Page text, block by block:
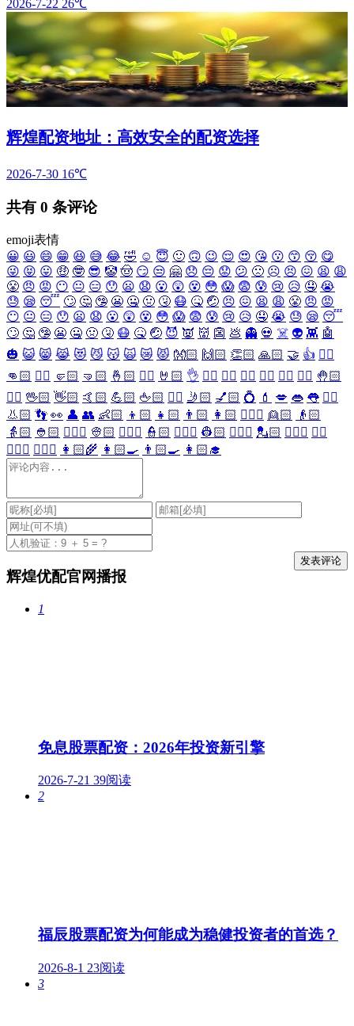
2026-7-22 26℃
辉煌配资地址：高效安全的配资选择
2026-7-30 16℃
共有 0 条评论
emoji表情
😀 😃 😄 😁 😆 😅 😂 🤣 ☺️ 😇 🙂 🙃 😉 😌 😍 😘 😗 😙 😚 😋
😜 😝 😛 🤑 🤓 😎 🤡 🤠 😏 😒 🤗 😞 😔 😟 😕 🙁 ☹️ 😣 😖 😫 😩
😤 😠 😡 😶 😐 😑 😯 😦 😧 😮 😲 😵 😳 😱 😨 😰 😢 😥 🤤 😭
😓 😪 😴 🙄 🤔 🤥 😬 🤐 🤢 🤧 😷 🤒 🤕 😣 😖 😫 😩 😤 😠 😡
😶 😐 😑 😯 😦 😧 😮 😲 😵 😳 😱 😨 😰 😢 😥 🤤 😭 😓 😪 😴
🙄 🤔 🤥 😬 🤐 🤢 🤧 😷 🤒 🤕 😈 👿 👹 👺 💩 👻 💀 ☠️ 👽 👾 🤖
🎃 😺 😸 😹 😻 😼 😽 🙀 😿 😾 👐🏻 🙌🏻 👏🏻 🙏🏻 🤝 👍 👎🏻
👊🏻 ✊🏻 🤛🏻 🤜🏻 🤞🏻 ✌🏻 🤘🏻 👌 👈🏻 👉🏻 👆🏻 👇🏻 ☝🏻 ✋🏻 🤚🏻
🖐🏻 🖖🏻 👋🏻 🤙🏻 💪🏻 🖕🏻 ✍🏻 🤳🏻 💅🏻 💍 💄 💋 👄 👅 👂🏻
👃🏻 👣 👀 👤 👥 👶🏻 👦🏻 👧🏻 👨🏻 👩🏻 👱🏻‍♀️ 👱🏻
👴🏻
👵🏻 👲🏻 👳🏻‍♀️ 👳🏻 👮🏻‍♀️ 👮🏻 👷🏻‍♀️ 👷🏻 💂🏻‍♀️ 💂🏻 🕵🏻‍♀️ 🕵🏻
👩🏻‍⚕️ 👨🏻‍⚕️ 👩🏻‍🌾 👩🏻‍🍳 👨🏻‍🍳 👩🏻‍🎓
辉煌优配官网播报
1
免息股票配资：2026年投资新引擎
2026-7-21 39阅读
2
福辰股票配资为何能成为稳健投资者的首选？
2026-8-1 23阅读
3